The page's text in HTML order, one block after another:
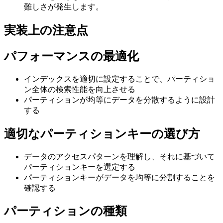
難しさが発生します。
実装上の注意点
パフォーマンスの最適化
インデックスを適切に設定することで、パーティショ
ン全体の検索性能を向上させる
パーティションが均等にデータを分散するように設計
する
適切なパーティションキーの選び方
データのアクセスパターンを理解し、それに基づいて
パーティションキーを選定する
パーティションキーがデータを均等に分割することを
確認する
パーティションの種類